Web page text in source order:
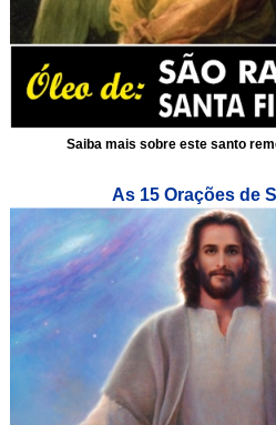
Saiba mais sobre este santo
As 15 Orações de